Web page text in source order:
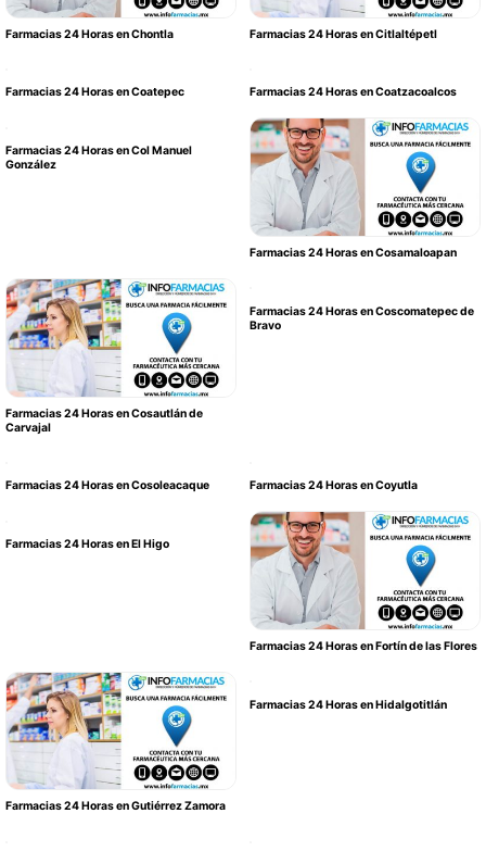
Farmacias 24 Horas en Chontla Farmacias 24 Horas en Citlaltépetl
Farmacias 24 Horas en Coatepec Farmacias 24 Horas en Coatzacoalcos
Farmacias 24 Horas en Col Manuel
González
Farmacias 24 Horas en Cosamaloapan
Farmacias 24 Horas en Cosautlán de
Carvajal
Farmacias 24 Horas en Coscomatepec de
Bravo
Farmacias 24 Horas en Cosoleacaque Farmacias 24 Horas en Coyutla
Farmacias 24 Horas en El Higo
Farmacias 24 Horas en Fortín de las Flores
Farmacias 24 Horas en Gutiérrez Zamora
Farmacias 24 Horas en Hidalgotitlán